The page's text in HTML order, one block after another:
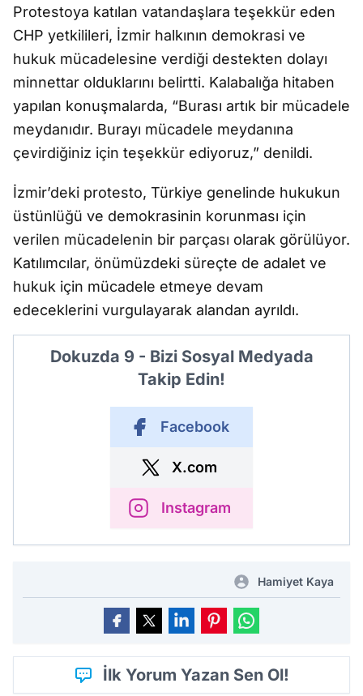
Protestoya katılan vatandaşlara teşekkür eden
CHP yetkilileri, İzmir halkının demokrasi ve
hukuk mücadelesine verdiği destekten dolayı
minnettar olduklarını belirtti. Kalabalığa hitaben
yapılan konuşmalarda, “Burası artık bir mücadele
meydanıdır. Burayı mücadele meydanına
çevirdiğiniz için teşekkür ediyoruz,” denildi.
İzmir’deki protesto, Türkiye genelinde hukukun
üstünlüğü ve demokrasinin korunması için
verilen mücadelenin bir parçası olarak görülüyor.
Katılımcılar, önümüzdeki süreçte de adalet ve
hukuk için mücadele etmeye devam
edeceklerini vurgulayarak alandan ayrıldı.
Dokuzda 9 - Bizi Sosyal Medyada
Takip Edin!
Facebook
X.com
Instagram
Hamiyet Kaya
İlk Yorum Yazan Sen Ol!